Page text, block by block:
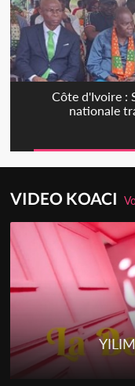
Côte d'Ivoire :
nationale
VIDEO KOACI